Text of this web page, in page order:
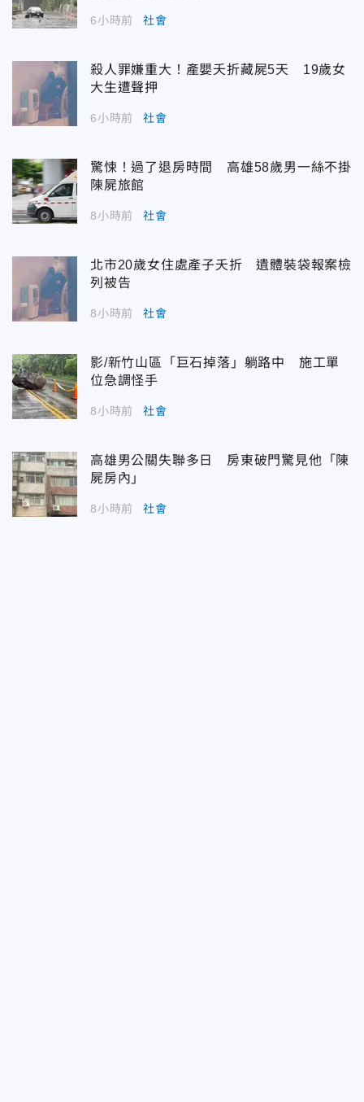
6小時前 社會
殺人罪嫌重大！產嬰夭折藏屍5天 19歲女
大生遭聲押
6小時前 社會
驚悚！過了退房時間 高雄58歲男一絲不掛
陳屍旅館
8小時前 社會
北市20歲女住處產子夭折 遺體裝袋報案檢
列被告
8小時前 社會
影/新竹山區「巨石掉落」躺路中 施工單
位急調怪手
8小時前 社會
高雄男公關失聯多日 房東破門驚見他「陳
屍房內」
8小時前 社會